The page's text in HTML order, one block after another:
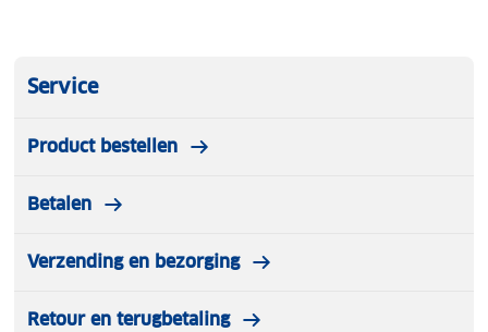
Service
Product bestellen
Betalen
Verzending en bezorging
Retour en terugbetaling